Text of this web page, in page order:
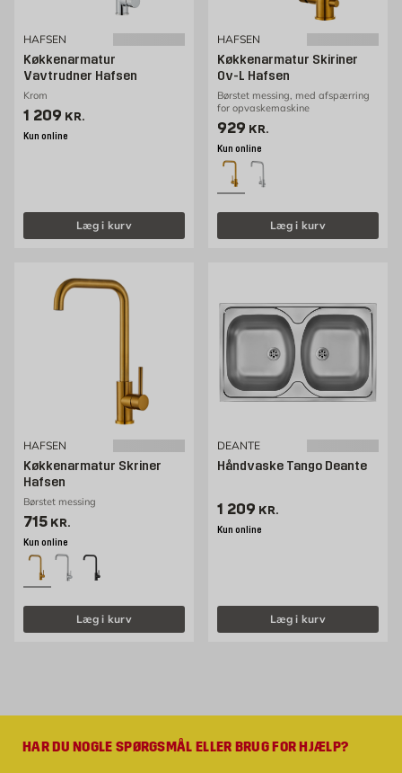
HAFSEN
Køkkenarmatur
Vavtrudner Hafsen
Krom
Pris 1209 kr. /stk
1 209 KR.
Kun online
Læg i kurv
HAFSEN
Køkkenarmatur Skiriner
Ov-L Hafsen
Børstet messing, med afspærring
for opvaskemaskine
Pris 929 kr. /stk
929 KR.
Kun online
Læg i kurv
HAFSEN
Køkkenarmatur Skriner
Hafsen
Børstet messing
Pris 715 kr. /stk
715 KR.
Kun online
Læg i kurv
DEANTE
Håndvaske Tango Deante
Pris 1209 kr. /stk
1 209 KR.
Kun online
Læg i kurv
HAR DU NOGLE SPØRGSMÅL ELLER BRUG FOR HJÆLP?